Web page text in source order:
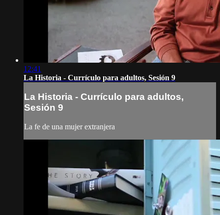
12:41
La Historia - Currículo para adultos, Sesión 9
La Historia - Currículo para adultos,
Sesión 9
La fe de una mujer extranjera